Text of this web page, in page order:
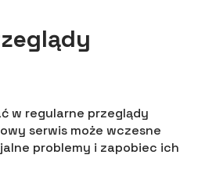
w regularne przeglądy
serwis może wczesne
problemy i zapobiec ich